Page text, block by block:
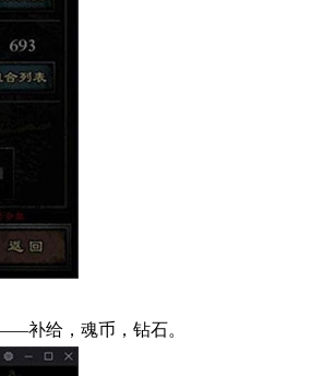
补给，魂币，钻石。